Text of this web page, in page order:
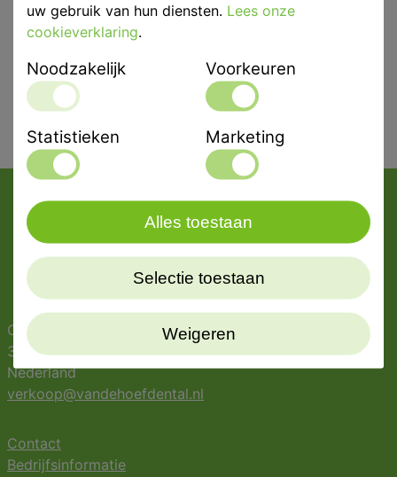
Oostergracht 42
3763 LZ Soest
Nederland
verkoop@vandehoefdental.nl
Contact
Bedrijfsinformatie
uw gebruik van hun diensten. Lees onze
cookieverklaring.
Noodzakelijk Voorkeuren
Statistieken Marketing
Weigeren
Selectie toestaan
Alles toestaan